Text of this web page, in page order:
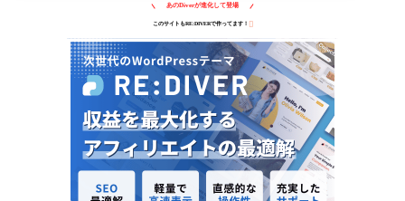
あのDiverが進化して登場
このサイトもRE:DIVERで作ってます！ 